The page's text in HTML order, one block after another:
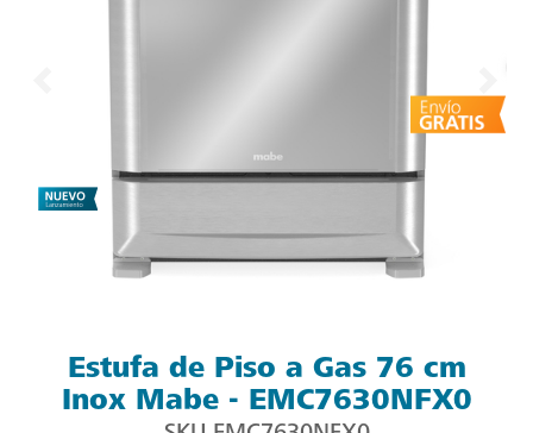
Estufa de Piso a Gas 76 cm
Inox Mabe - EMC7630NFX0